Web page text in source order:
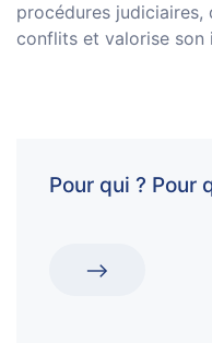
procédures
conflits et valorise son
Pour qui ? Pour